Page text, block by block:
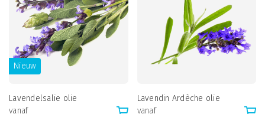
Nieuw
Lavendelsalie olie
vanaf
Lavendin Ardèche olie
vanaf